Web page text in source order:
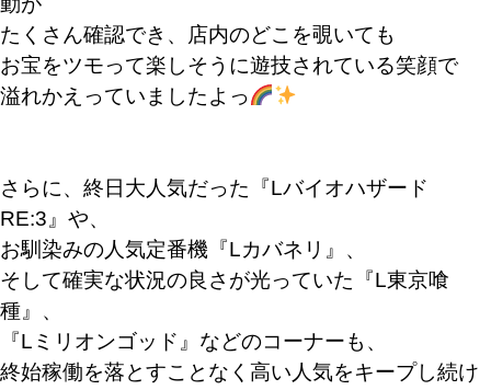
たくさん確認でき、店内のどこを覗いても
お宝をツモって楽しそうに遊技されている笑顔で
溢れかえっていましたよっ
さらに、終日大人気だった『Lバイオハザード
RE:3』や、
お馴染みの人気定番機『Lカバネリ』、
そして確実な状況の良さが光っていた『L東京喰
種』、
『Lミリオンゴッド』などのコーナーも、
終始稼働を落とすことなく高い人気をキープし続け